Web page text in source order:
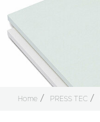
Home PRESS TEC